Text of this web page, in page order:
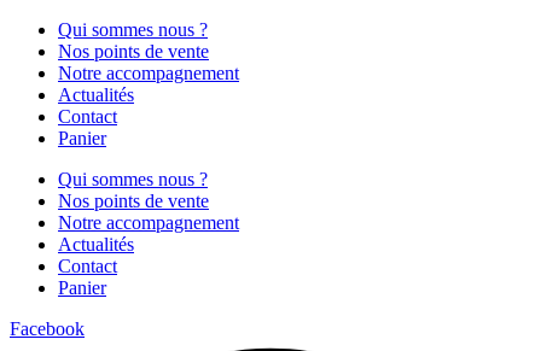
Qui sommes nous ?
Nos points de vente
Notre accompagnement
Actualités
Contact
Panier
Qui sommes nous ?
Nos points de vente
Notre accompagnement
Actualités
Contact
Panier
Facebook